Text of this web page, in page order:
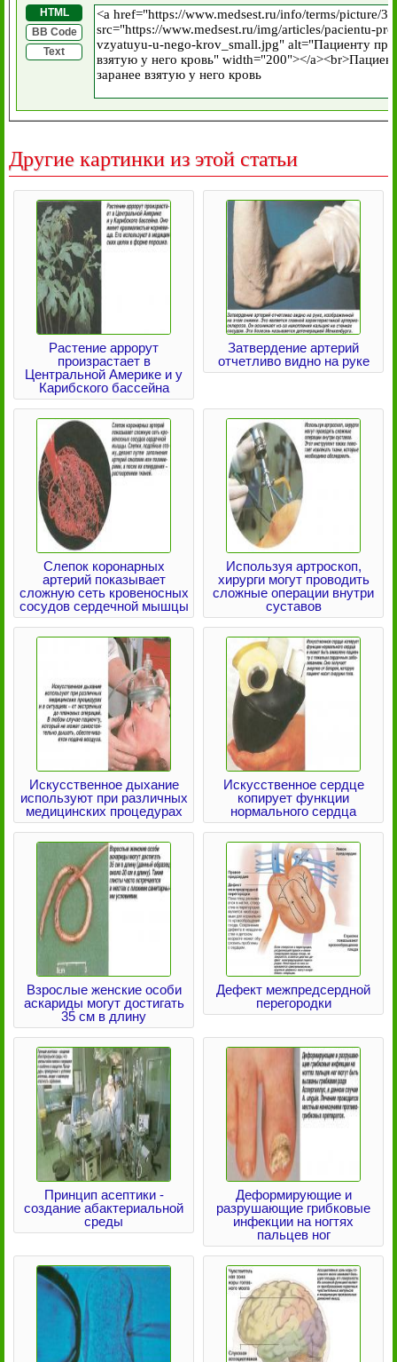
HTML
BB Code
Text
Другие картинки из этой статьи
Растение аррорут
произрастает в
Центральной Америке и у
Карибского бассейна
Затвердение артерий
отчетливо видно на руке
Слепок коронарных
артерий показывает
сложную сеть кровеносных
сосудов сердечной мышцы
Используя артроскоп,
хирурги могут проводить
сложные операции внутри
суставов
Искусственное дыхание
используют при различных
медицинских процедурах
Искусственное сердце
копирует функции
нормального сердца
Взрослые женские особи
аскариды могут достигать
35 см в длину
Дефект межпредсердной
перегородки
Принцип асептики -
создание абактериальной
среды
Деформирующие и
разрушающие грибковые
инфекции на ногтях
пальцев ног